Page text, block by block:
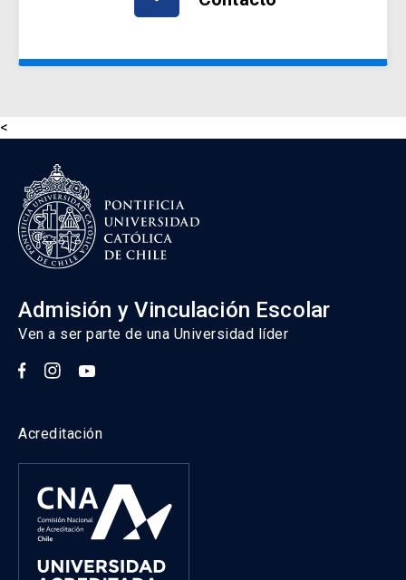
<
Admisión y Vinculación Escolar
Ven a ser parte de una Universidad líder
Acreditación